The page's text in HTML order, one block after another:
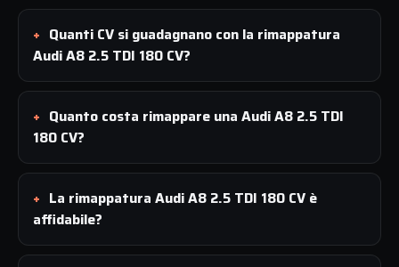
Quanti CV si guadagnano con la rimappatura
Audi A8 2.5 TDI 180 CV?
Quanto costa rimappare una Audi A8 2.5 TDI
180 CV?
La rimappatura Audi A8 2.5 TDI 180 CV è
affidabile?